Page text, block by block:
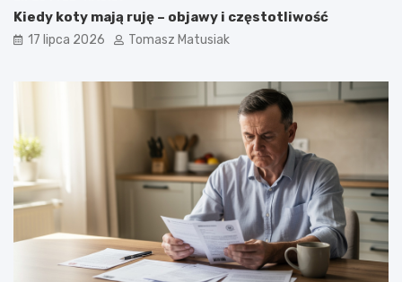
Kiedy koty mają ruję – objawy i częstotliwość
17 lipca 2026 Tomasz Matusiak